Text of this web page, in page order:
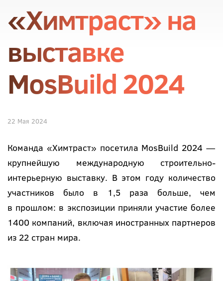
«Химтраст» на
выставке
MosBuild 2024
22 Мая 2024
Команда «Химтраст» посетила MosBuild 2024 —
крупнейшую международную строительно-
интерьерную выставку. В этом году количество
участников было в 1,5 раза больше, чем
в прошлом: в экспозиции приняли участие более
1400 компаний, включая иностранных партнеров
из 22 стран мира.